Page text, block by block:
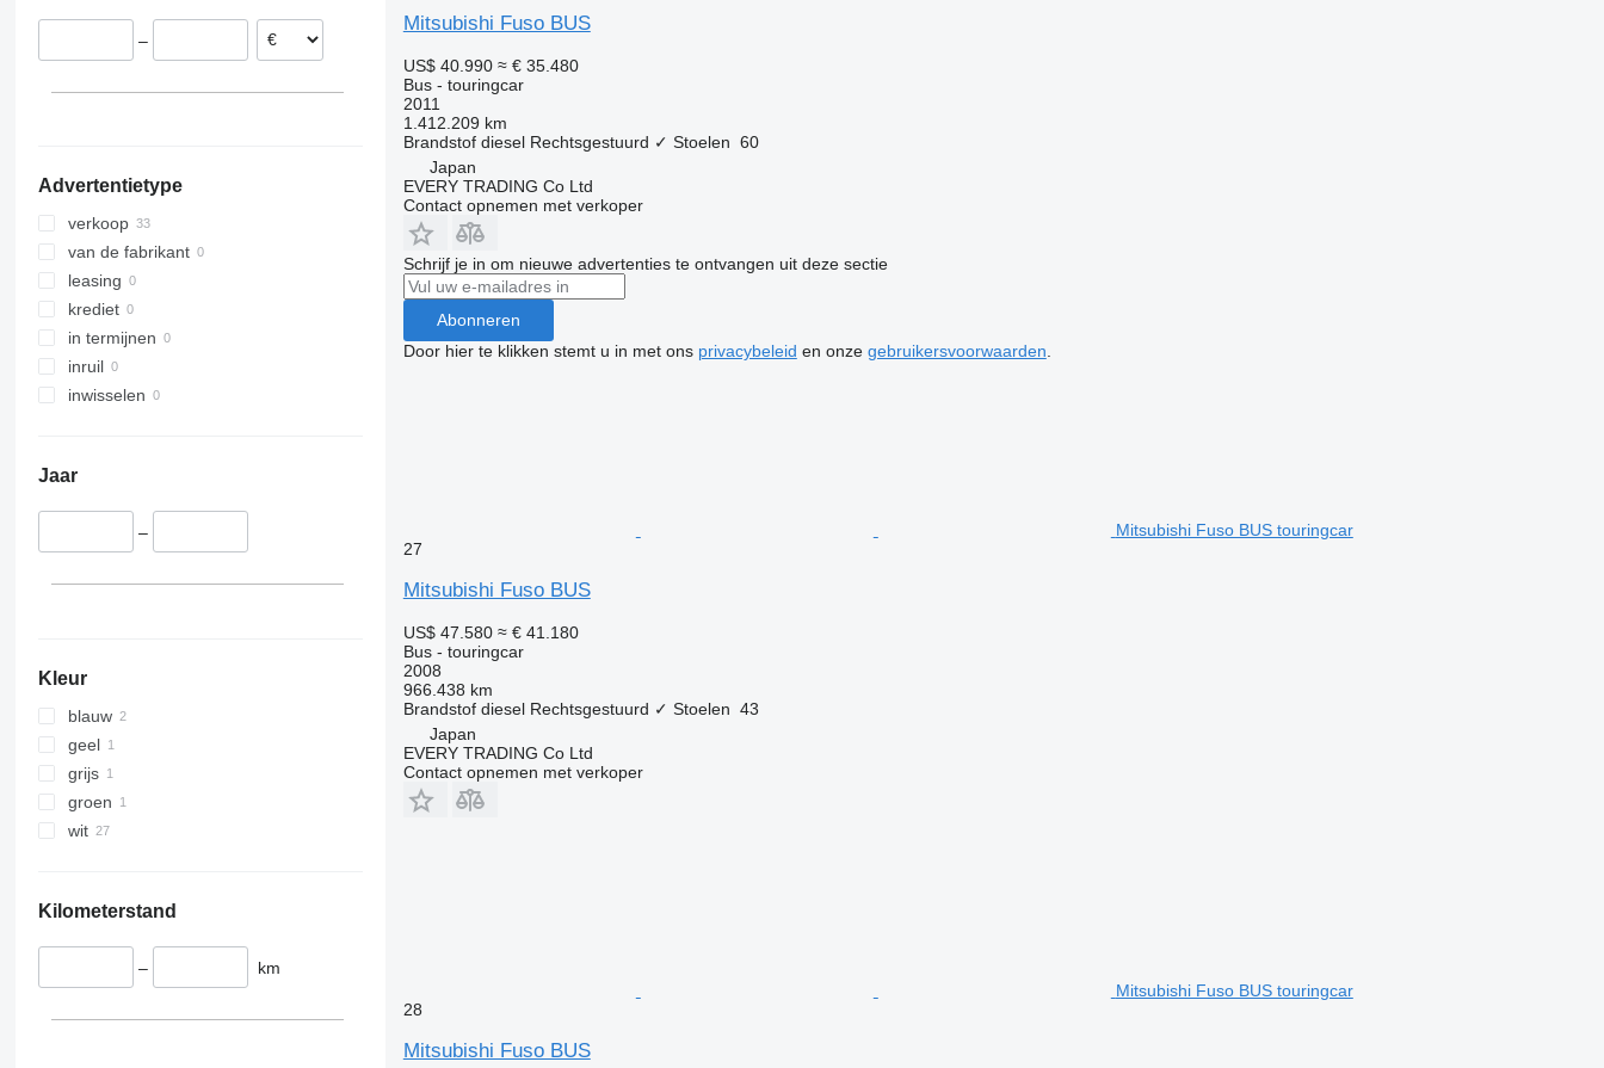
–
Advertentietype
verkoop
van de fabrikant
leasing
krediet
in termijnen
inruil
inwisselen
Jaar
–
Kleur
blauw
geel
grijs
groen
wit
Kilometerstand
– km
Mitsubishi Fuso BUS
US$ 40.990 ≈ € 35.480
Bus - touringcar
2011
1.412.209 km
Brandstof diesel Rechtsgestuurd ✓ Stoelen 60
Japan
EVERY TRADING Co Ltd
Contact opnemen met verkoper
Schrijf je in om nieuwe advertenties te ontvangen uit deze sectie
Abonneren
Door hier te klikken stemt u in met ons privacybeleid en onze gebruikersvoorwaarden
Mitsubishi Fuso BUS touringcar
27
Mitsubishi Fuso BUS
US$ 47.580 ≈ € 41.180
Bus - touringcar
2008
966.438 km
Brandstof diesel Rechtsgestuurd ✓ Stoelen 43
Japan
EVERY TRADING Co Ltd
Contact opnemen met verkoper
Mitsubishi Fuso BUS touringcar
28
Mitsubishi Fuso BUS